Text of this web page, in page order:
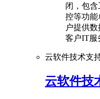
闭，包
控等功能
户提供
客户IT服
云软件技术支
云软件技